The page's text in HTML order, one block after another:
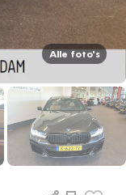
Alle foto's